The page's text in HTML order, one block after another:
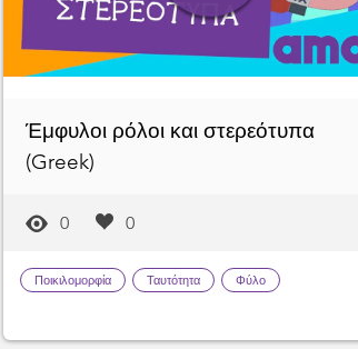
Έμφυλοι ρόλοι και στερεότυπα
(Greek)
0 0
Ποικιλομορφία Ταυτότητα Φύλο